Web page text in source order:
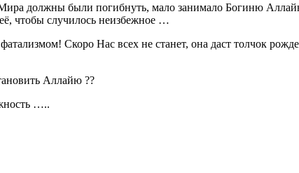
должны были погибнуть, мало занимало Богиню
чтобы случилось неизбежное …
Скоро Нас всех не станет, она даст толчок
Аллайю ??
…..